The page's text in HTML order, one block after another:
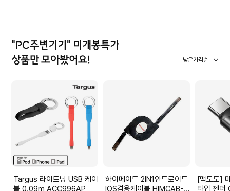
"PC주변기기" 미개봉특가
상품만 모아봤어요!
낮은가격순
Targus 라이트닝 USB 케이
블 0.09m ACC996AP
하이메이드 2IN1안드로이드
IOS겸용케이블 HIMCAB-
[맥도도]
타입 젠